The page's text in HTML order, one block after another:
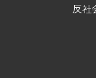
反社